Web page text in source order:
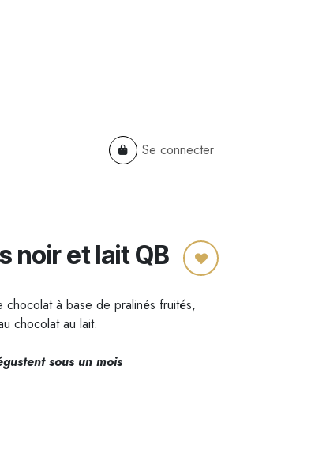
B2B Se connecter
noir et lait QB
à base de pralinés fruités,
chocolat au lait.
sous un mois